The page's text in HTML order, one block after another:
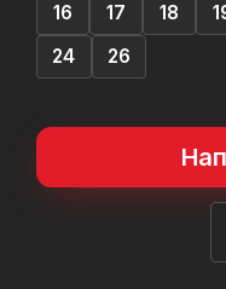
16 17 18
24
26